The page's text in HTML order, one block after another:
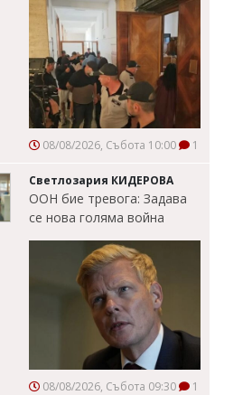
08/08/2026, Събота 10:00 1
Светлозария КИДЕРОВА
ООН бие тревога: Задава
се нова голяма война
08/08/2026, Събота 09:30 1